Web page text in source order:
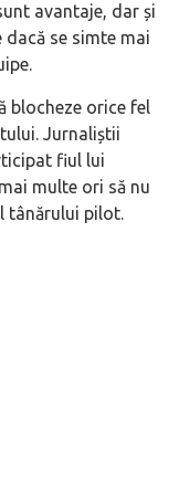
avantaje, dar și
se simte mai
blocheze orice fel
Jurnaliștii
fiul lui
multe ori să nu
tânărului pilot.